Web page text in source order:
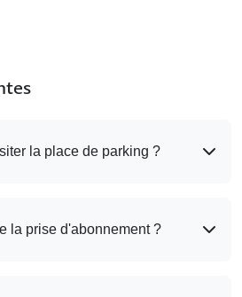
la place de parking ?
la prise d'abonnement ?